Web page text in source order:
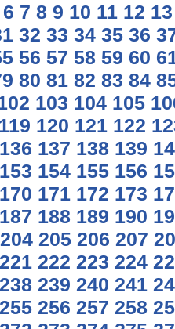
6 7 8 9 10 11 12 13
32 33 34 35 36
56 57 58 59 60
80 81 82 83 84
103 104 105
119 120 121 122
136 137 138 139
153 154 155 156
170 171 172 173
187 188 189 190
204 205 206 207
221 222 223 224
238 239 240 241
255 256 257 258